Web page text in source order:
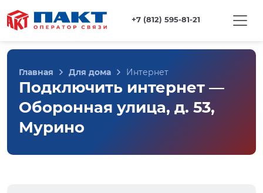
+7 (812) 595-81-21
Главная Для дома Интернет
Подключить интернет —
Оборонная улица, д. 53,
Мурино